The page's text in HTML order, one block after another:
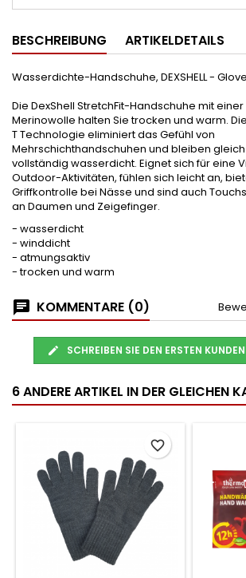
BESCHREIBUNG ARTIKELDETAILS
Wasserdichte-Handschuhe, DEXSHELL -
Die DexShell StretchFit-Handschuhe mit
Merinowolle halten Sie trocken und warm. Die
T Technologie eliminiert das Gefühl von
Mehrschichthandschuhen und bleiben
vollständig wasserdicht. Eignet sich für eine
Outdoor-Aktivitäten, fühlen sich leicht an,
Griffkontrolle bei Nässe und sind auch
an Daumen und Zeigefinger.
- wasserdicht
- winddicht
- atmungsaktiv
- trocken und warm
KOMMENTARE (0)
SCHREIBEN SIE DEN ERSTEN
6 ANDERE ARTIKEL IN DER GLEICHEN
favorite_border